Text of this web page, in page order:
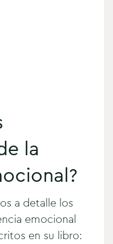
la
a detalle los
emocional
en su libro: